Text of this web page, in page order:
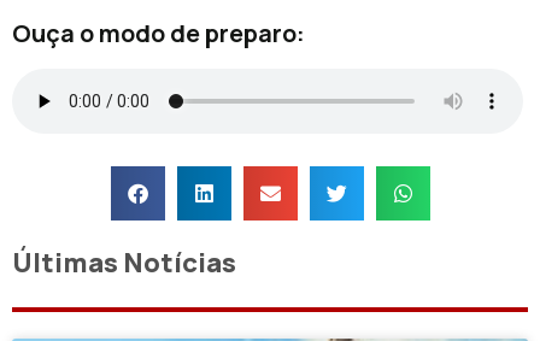
Ouça o modo de preparo:
Últimas Notícias